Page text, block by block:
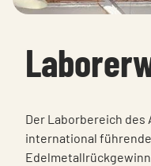
Der Laborbereich des
international